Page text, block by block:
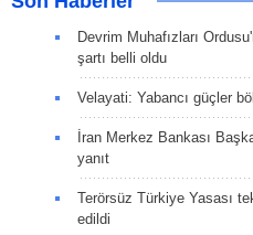
Devrim Muhafızları
şartı belli oldu
Velayati: Yabancı güçler
İran Merkez Bankası
yanıt
Terörsüz Türkiye Yasası
edildi